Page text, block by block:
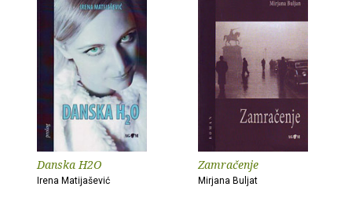
Danska H2O
Irena Matijašević
Zamračenje
Mirjana Buljat